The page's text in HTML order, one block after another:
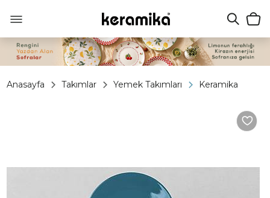
Anasayfa Takımlar Yemek Takımları Keramika